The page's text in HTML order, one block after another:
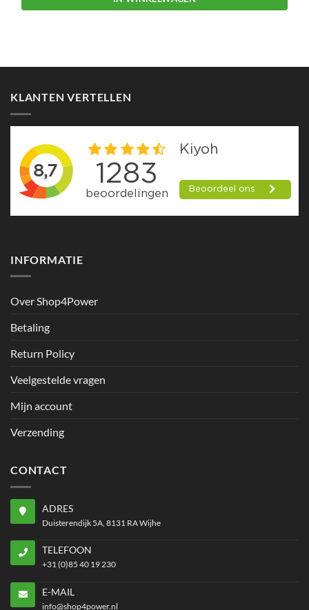
KLANTEN VERTELLEN
INFORMATIE
Over Shop4Power
Betaling
Return Policy
Veelgestelde vragen
Mijn account
Verzending
CONTACT
ADRES
Duisterendijk 5A, 8131 RA Wijhe
TELEFOON
+31 (0)85 40 19 230
E-MAIL
info@shop4power.nl